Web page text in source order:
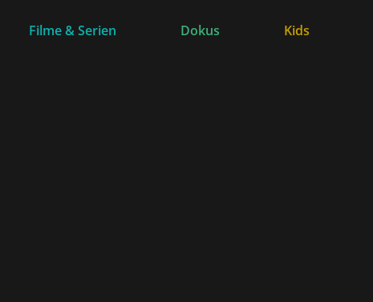
Filme & Serien Dokus Kids